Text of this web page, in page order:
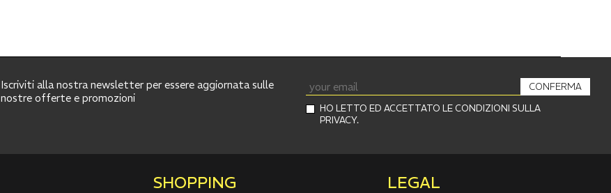
Iscriviti alla nostra newsletter per essere aggiornata sulle
nostre offerte e promozioni
HO LETTO ED ACCETTATO LE CONDIZIONI SULLA
PRIVACY.
CONFERMA
SHOPPING LEGAL